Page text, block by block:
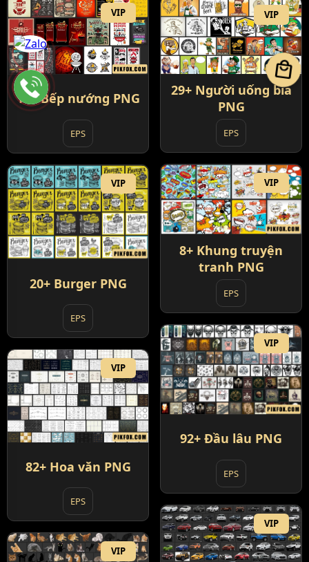
VIP
15+ Bếp nướng PNG
EPS
VIP
29+ Người uống bia
PNG
EPS
VIP
8+ Khung truyện
tranh PNG
EPS
VIP
20+ Burger PNG
EPS
VIP
92+ Đầu lâu PNG
EPS
VIP
82+ Hoa văn PNG
EPS
VIP
VIP
local_mall